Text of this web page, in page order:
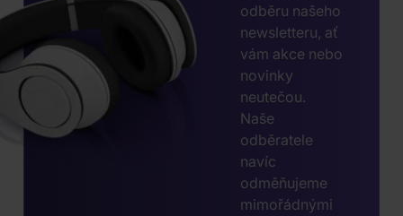
odběru našeho
newsletteru, ať
vám akce nebo
novinky
neutečou.
Naše
odběratele
navíc
odměňujeme
mimořádnými